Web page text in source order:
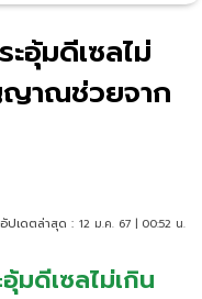
อุ้มดีเซลไม่
าณช่วยจาก
อัปเดตล่าสุด : 12 ม.ค. 67 | 00:52 น.
มดีเซลไม่เกิน